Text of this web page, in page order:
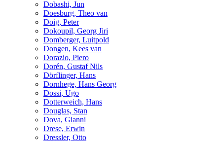
Dobashi, Jun
Doesburg, Theo van
Doig, Peter
Dokoupil, Georg Jiri
Domberger, Luitpold
Dongen, Kees van
Dorazio, Piero
Dorén, Gustaf Nils
Dörflinger, Hans
Dornhege, Hans Georg
Dossi, Ugo
Dotterweich, Hans
Douglas, Stan
Dova, Gianni
Drese, Erwin
Dressler, Otto